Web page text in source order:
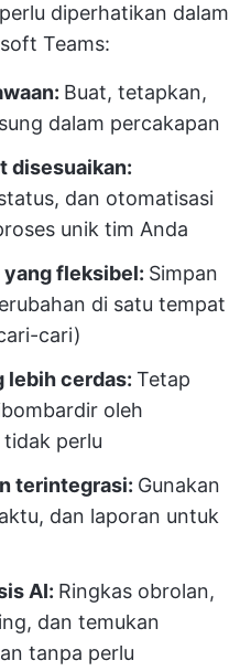
diperhatikan dalam
Teams:
Buat, tetapkan,
dalam percakapan
disesuaikan:
dan otomatisasi
unik tim Anda
yang fleksibel: Simpan
di satu tempat
cari)
lebih cerdas: Tetap
oleh
perlu
terintegrasi: Gunakan
dan laporan untuk
AI: Ringkas obrolan,
dan temukan
tanpa perlu